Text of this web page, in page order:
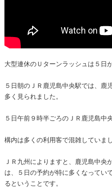
大型連休のＵターンラッシュは５日
５日朝のＪＲ鹿児島中央駅では、鹿
多く見られました。
５日午前９時半ごろのＪＲ鹿児島中
構内は多くの利用客で混雑していまし
ＪＲ九州によりますと、鹿児島中央
は、５日の予約が特に多くなってい
るということです。